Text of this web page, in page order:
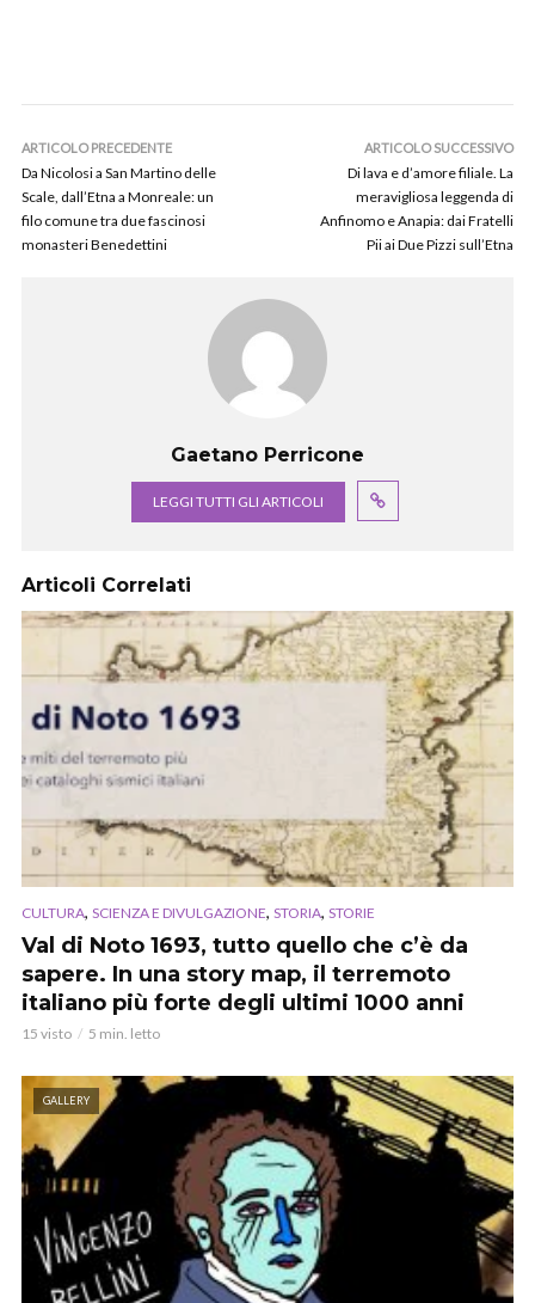
ARTICOLO PRECEDENTE
Da Nicolosi a San Martino delle
Scale, dall’Etna a Monreale: un
filo comune tra due fascinosi
monasteri Benedettini
ARTICOLO SUCCESSIVO
Di lava e d’amore filiale. La
meravigliosa leggenda di
Anfinomo e Anapia: dai Fratelli
Pii ai Due Pizzi sull’Etna
Gaetano Perricone
LEGGI TUTTI GLI ARTICOLI
Articoli Correlati
CULTURA, SCIENZA E DIVULGAZIONE, STORIA, STORIE
Val di Noto 1693, tutto quello che c’è da
sapere. In una story map, il terremoto
italiano più forte degli ultimi 1000 anni
15 visto 5 min. letto
GALLERY